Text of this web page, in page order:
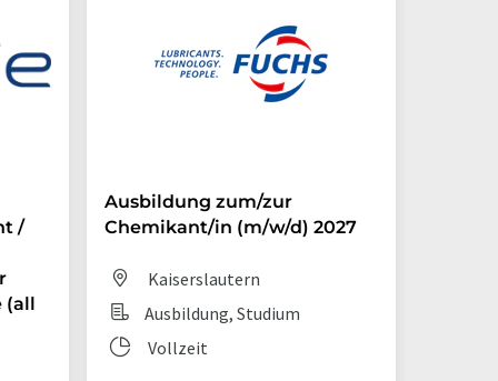
/
(all
Ausbildung zum/zur
Chemikant/in (m/w/d) 2027
Kaiserslautern
Ausbildung, Studium
Vollzeit